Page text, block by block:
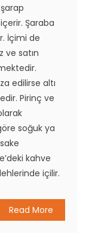
Şaraba
İçimi de
ve satın
edilirse altı
Pirinç ve
soğuk ya
kahve
içilir.
Read More